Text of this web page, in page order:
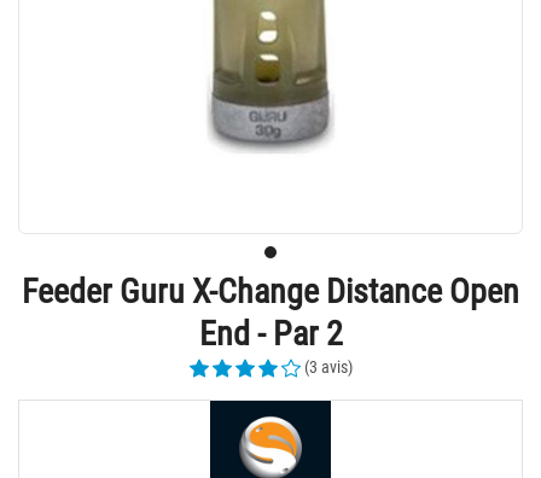
Feeder Guru X-Change Distance Open
End - Par 2
(3 avis)